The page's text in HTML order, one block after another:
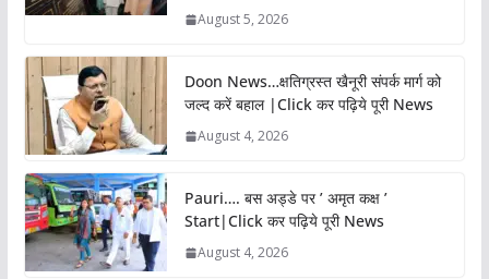
August 5, 2026
Doon News…क्षतिग्रस्त खैनूरी संपर्क मार्ग को
जल्द करें बहाल |Click कर पढ़िये पूरी News
August 4, 2026
Pauri…. बस अड्डे पर ’ अमृत कक्ष ’
Start|Click कर पढ़िये पूरी News
August 4, 2026